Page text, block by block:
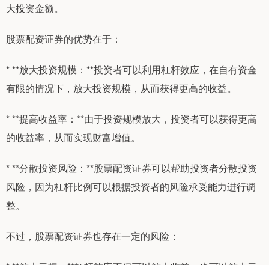
大投资金额。
股票配资证券的优势在于：
* **放大投资规模：**投资者可以利用杠杆效应，在自有资金
有限的情况下，放大投资规模，从而获得更高的收益。
* **提高收益率：**由于投资规模放大，投资者可以获得更高
的收益率，从而实现财富增值。
* **分散投资风险：**股票配资证券可以帮助投资者分散投资
风险，因为杠杆比例可以根据投资者的风险承受能力进行调
整。
不过，股票配资证券也存在一定的风险：